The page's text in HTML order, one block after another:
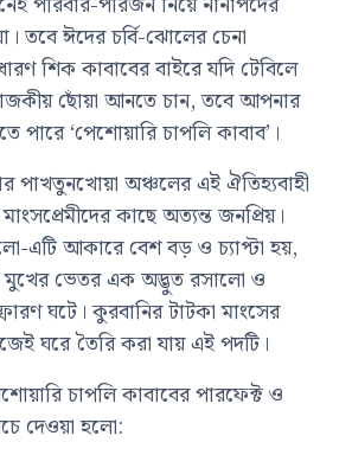
তবে ঈদের চর্বি-ঝোলের চেনা
শিক কাবাবের বাইরে যদি টেবিলে
ছোঁয়া আনতে চান, তবে আপনার
পারে ‘পেশোয়ারি চাপলি কাবাব’।
পাখতুনখোয়া অঞ্চলের এই ঐতিহ্যবাহী
কাছে অত্যন্ত জনপ্রিয়।
এটি আকারে বেশ বড় ও চ্যাপ্টা হয়,
ভেতর এক অদ্ভুত রসালো ও
ঘটে। কুরবানির টাটকা মাংসের
ঘরে তৈরি করা যায় এই পদটি।
চাপলি কাবাবের পারফেক্ট ও
দেওয়া হলো: